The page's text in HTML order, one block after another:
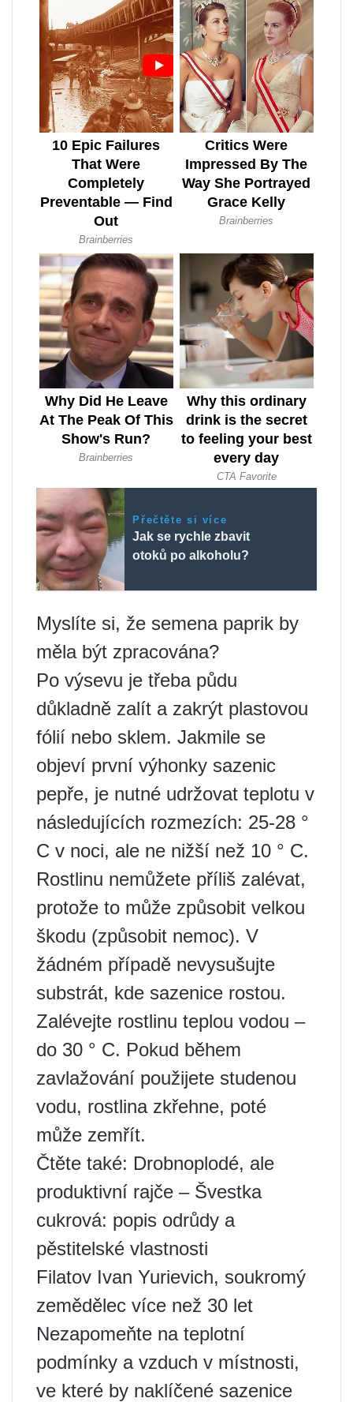
Přečtěte si více
Jak se rychle zbavit
otoků po alkoholu?
Myslíte si, že semena paprik by
měla být zpracována?
Po výsevu je třeba půdu
důkladně zalít a zakrýt plastovou
fólií nebo sklem. Jakmile se
objeví první výhonky sazenic
pepře, je nutné udržovat teplotu v
následujících rozmezích: 25-28 °
C v noci, ale ne nižší než 10 ° C.
Rostlinu nemůžete příliš zalévat,
protože to může způsobit velkou
škodu (způsobit nemoc). V
žádném případě nevysušujte
substrát, kde sazenice rostou.
Zalévejte rostlinu teplou vodou –
do 30 ° C. Pokud během
zavlažování použijete studenou
vodu, rostlina zkřehne, poté
může zemřít.
Čtěte také: Drobnoplodé, ale
produktivní rajče – Švestka
cukrová: popis odrůdy a
pěstitelské vlastnosti
Filatov Ivan Yurievich, soukromý
zemědělec více než 30 let
Nezapomeňte na teplotní
podmínky a vzduch v místnosti,
ve které by naklíčené sazenice